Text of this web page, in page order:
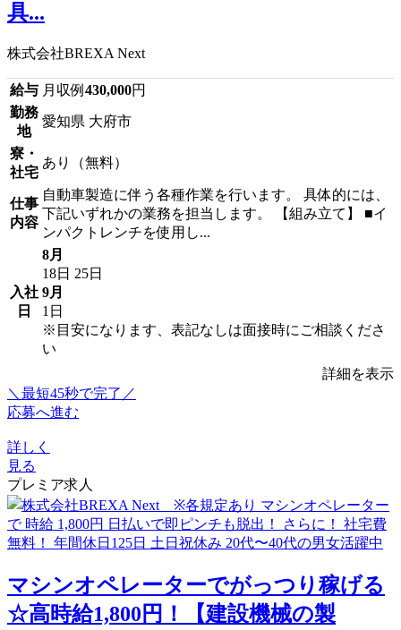
具...
株式会社BREXA Next
給与 月収例 430,000円
勤務
地
愛知県 大府市
寮・
社宅
あり（無料）
仕事
内容
自動車製造に伴う各種作業を行います。 具体的には、
下記いずれかの業務を担当します。 【組み立て】 ■イ
ンパクトレンチを使用し...
入社
日
8月
18日 25日
9月
1日
※目安になります、表記なしは面接時にご相談くださ
い
詳細を表示
＼最短45秒で完了／
応募へ進む
詳しく
見る
プレミア求人
マシンオペレーターでがっつり稼げる
☆高時給1,800円！【建設機械の製